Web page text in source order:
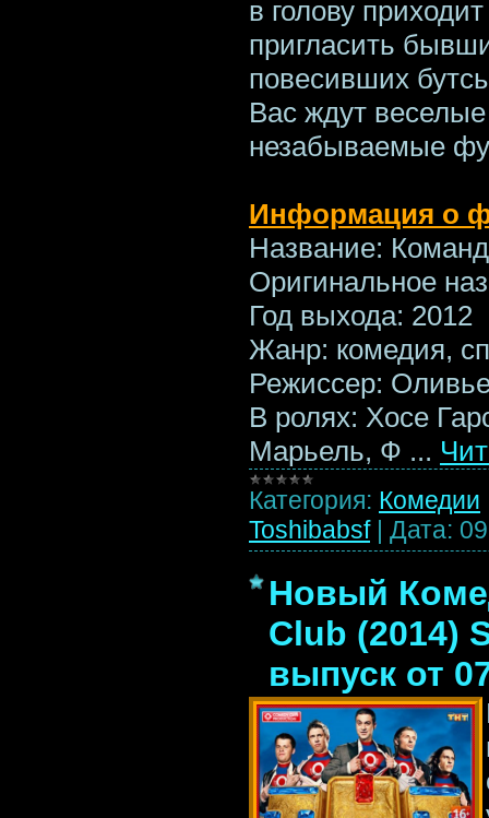
в голову
пригласить
повесивших
Вас ждут
незабываемые
Информация о
Название:
Оригинальное
Год выхода: 2012
Жанр: комедия,
Режиссер:
В ролях: Хосе
Марьель, Ф ...
Категория: Комедии
Toshibabsf | Дата:
Новый
Club (2014)
выпуск от